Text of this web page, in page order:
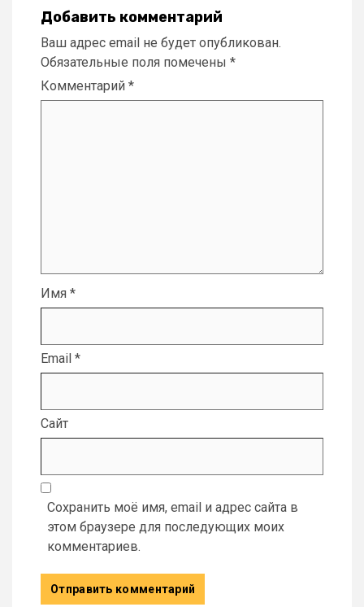
Добавить комментарий
Ваш адрес email не будет опубликован.
Обязательные поля помечены *
Комментарий *
Имя *
Email *
Сайт
Сохранить моё имя, email и адрес сайта в
этом браузере для последующих моих
комментариев.